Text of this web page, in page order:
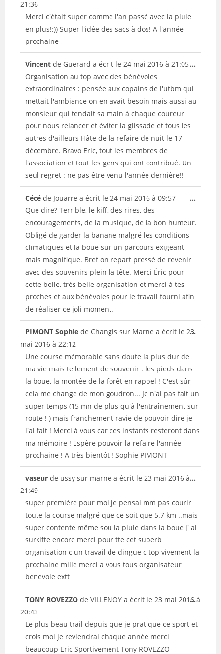
21:36
Merci c'était super comme l'an passé avec la pluie
en plus!:)) Super l'idée des sacs à dos! A l'année
prochaine
Vincentde Guerard a écrit le 24 mai 2016 à 21:05
Organisation au top avec des bénévoles
extraordinaires : pensée aux copains de l'utbm qui
mettait l'ambiance on en avait besoin mais aussi au
monsieur qui tendait sa main à chaque coureur
pour nous relancer et éviter la glissade et tous les
autres d'ailleurs Hâte de la refaire de nuit le 17
décembre. Bravo Eric, tout les membres de
l'association et tout les gens qui ont contribué. Un
seul regret : ne pas être venu l'année dernière!!
...Ouvrir/
méta.
Cécéde Jouarre a écrit le 24 mai 2016 à 09:57
Que dire? Terrible, le kiff, des rires, des
encouragements, de la musique, de la bon humeur.
Obligé de garder la banane malgré les conditions
climatiques et la boue sur un parcours exigeant
mais magnifique. Bref on repart pressé de revenir
avec des souvenirs plein la tête. Merci Éric pour
cette belle, très belle organisation et merci à tes
proches et aux bénévoles pour le travail fourni afin
de réaliser ce joli moment.
...Ouvrir/
boîte
PIMONT Sophiede Changis sur Marne a écrit le 23
mai 2016 à 22:12
Une course mémorable sans doute la plus dur de
ma vie mais tellement de souvenir : les pieds dans
la boue, la montée de la forêt en rappel ! C'est sûr
cela me change de mon goudron... Je n'ai pas fait un
super temps (15 mn de plus qu'à l'entraînement sur
route ! ) mais franchement ravie de pouvoir dire je
l'ai fait ! Merci à vous car ces instants resteront dans
ma mémoire ! Espère pouvoir la refaire l'année
prochaine ! A très bientôt ! Sophie PIMONT
...Ouvrir/
vaseurde ussy sur marne a écrit le 23 mai 2016 à
21:49
super première pour moi je pensai mm pas courir
toute la course malgré que ce soit que 5.7 km ..mais
super contente même sou la pluie dans la boue j' ai
surkiffe encore merci pour tte cet superb
organisation c un travail de dingue c top vivement la
prochaine mille merci a vous tous organisateur
benevole extt
...Ouvrir/
méta.
TONY ROVEZZOde VILLENOY a écrit le 23 mai 2016 à
20:43
Le plus beau trail depuis que je pratique ce sport et
crois moi je reviendrai chaque année merci
beaucoup Eric Sportivement Tony ROVEZZO
...Ouvrir/
boîte